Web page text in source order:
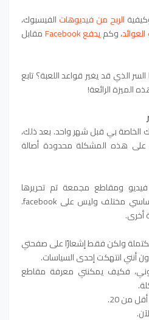
الربح من فيديوهاتالفيسبوك،
، وكميدفع Facebook
مقابل
الذي قد يغير قواعد اللعبة؟ تابع
الميزة الرائعة!
الخاصة بي قبل شهر واحد. بعد ذلك،
هذه المشكلة محدودة أصالة
ومقاطع مجمعة تم تحريرها
بواسطتي وأخذتها من نظام أساسي مختلف وليس على facebook.
أخرى.
ولكن فقط إشعارًا على صفحتي
أنني انتهكت إحدى السياسات.
فكيف يمكنني معرفة مقاطع
من 20.